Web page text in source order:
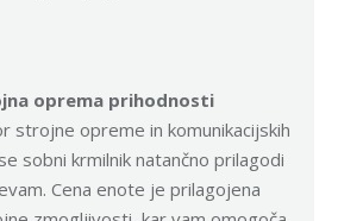
oprema prihodnosti
strojne opreme in komunikacijskih
sobni krmilnik natančno prilagodi
Cena enote je prilagojena